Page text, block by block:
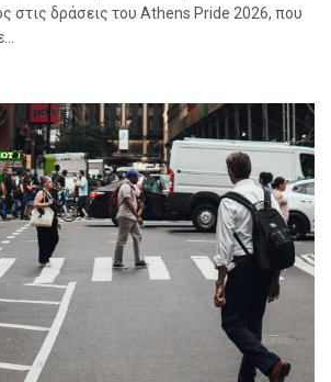
στις δράσεις του Athens Pride 2026, που